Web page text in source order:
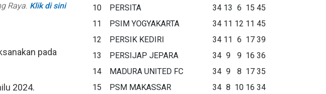
Raya. Klik di sini
pada
2024.
10
PERSITA 34 13 6 15 45
11
PSIM YOGYAKARTA 34 11 12 11 45
12
PERSIK KEDIRI 34 11 6 17 39
13
PERSIJAP JEPARA 34 9 9 16 36
14
MADURA UNITED FC 34 9 8 17 35
15
PSM MAKASSAR 34 8 10 16 34